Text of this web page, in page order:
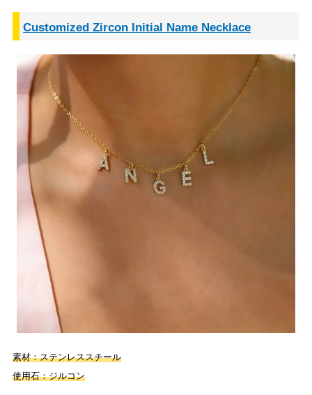
Customized Zircon Initial Name Necklace
素材：ステンレススチール
使用石：ジルコン